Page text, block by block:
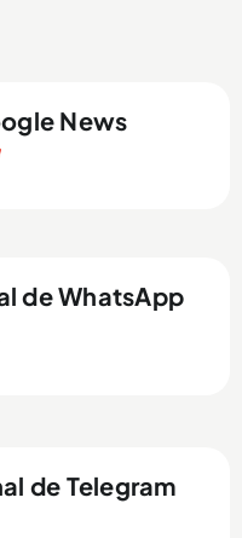
News
de WhatsApp
de Telegram